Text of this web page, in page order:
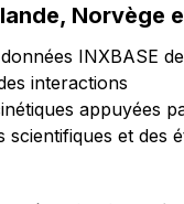
Norvège
INXBASE
interactions
appuyées
scientifiques et des